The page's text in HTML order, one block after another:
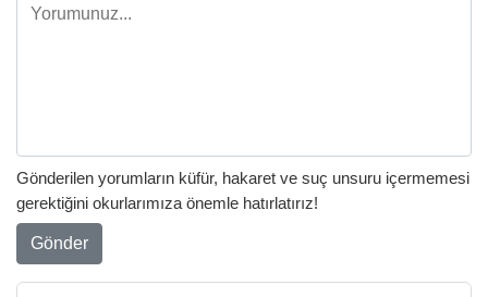
Gönderilen yorumların küfür, hakaret ve suç unsuru içermemesi
gerektiğini okurlarımıza önemle hatırlatırız!
Gönder